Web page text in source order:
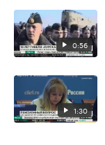
0:56
1:30